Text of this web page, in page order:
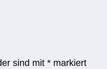
sind mit* markiert